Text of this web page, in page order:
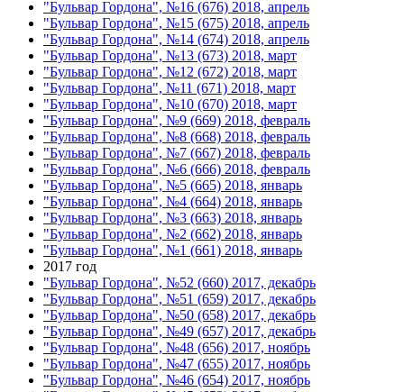
"Бульвар Гордона", №16 (676) 2018, апрель
"Бульвар Гордона", №15 (675) 2018, апрель
"Бульвар Гордона", №14 (674) 2018, апрель
"Бульвар Гордона", №13 (673) 2018, март
"Бульвар Гордона", №12 (672) 2018, март
"Бульвар Гордона", №11 (671) 2018, март
"Бульвар Гордона", №10 (670) 2018, март
"Бульвар Гордона", №9 (669) 2018, февраль
"Бульвар Гордона", №8 (668) 2018, февраль
"Бульвар Гордона", №7 (667) 2018, февраль
"Бульвар Гордона", №6 (666) 2018, февраль
"Бульвар Гордона", №5 (665) 2018, январь
"Бульвар Гордона", №4 (664) 2018, январь
"Бульвар Гордона", №3 (663) 2018, январь
"Бульвар Гордона", №2 (662) 2018, январь
"Бульвар Гордона", №1 (661) 2018, январь
2017 год
"Бульвар Гордона", №52 (660) 2017, декабрь
"Бульвар Гордона", №51 (659) 2017, декабрь
"Бульвар Гордона", №50 (658) 2017, декабрь
"Бульвар Гордона", №49 (657) 2017, декабрь
"Бульвар Гордона", №48 (656) 2017, ноябрь
"Бульвар Гордона", №47 (655) 2017, ноябрь
"Бульвар Гордона", №46 (654) 2017, ноябрь